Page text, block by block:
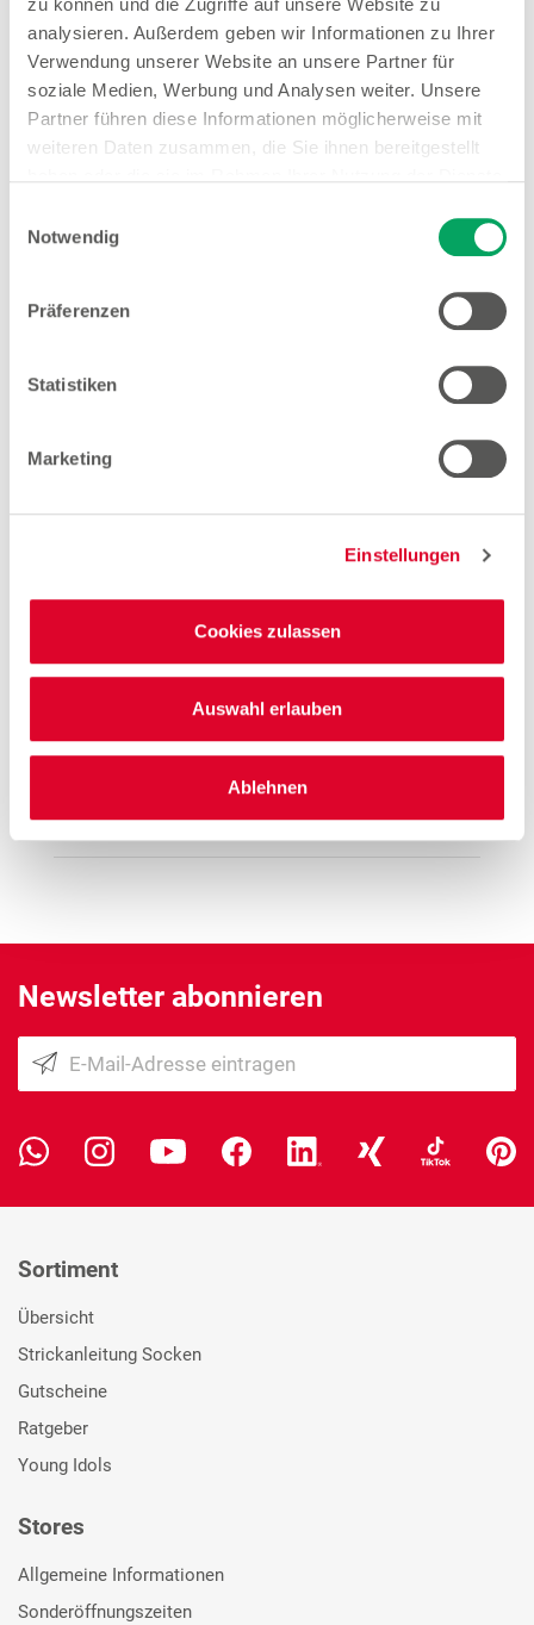
zu können und die Zugriffe auf unsere Website zu
analysieren. Außerdem geben wir Informationen zu Ihrer
Verwendung unserer Website an unsere Partner für
soziale Medien, Werbung und Analysen weiter. Unsere
Partner führen diese Informationen möglicherweise mit
weiteren Daten zusammen, die Sie ihnen bereitgestellt
Einstellungen zu den Cookies finden Sie
Notwendig
Präferenzen
Statistiken
Marketing
Einstellungen
Cookies zulassen
Auswahl erlauben
Ablehnen
Hinweis
Offene Stellen
Biegenhofstraße 2
Entfernung
Mo. - Sa.09:00 - 20:00 Uhr
Offene Stellen
Mehr Informationen
Newsletter abonnieren
Sortiment
Übersicht
Strickanleitung Socken
Gutscheine
Ratgeber
Young Idols
Stores
Allgemeine Informationen
Sonderöffnungszeiten